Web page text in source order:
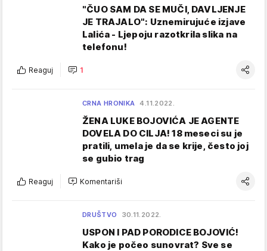
"ČUO SAM DA SE MUČI, DAVLJENJE
JE TRAJALO": Uznemirujuće izjave
Lalića - Ljepoju razotkrila slika na
telefonu!
Reaguj 1
CRNA HRONIKA 4.11.2022.
ŽENA LUKE BOJOVIĆA JE AGENTE
DOVELA DO CILJA! 18 meseci su je
pratili, umela je da se krije, često joj
se gubio trag
Reaguj Komentariši
DRUŠTVO 30.11.2022.
USPON I PAD PORODICE BOJOVIĆ!
Kako je počeo sunovrat? Sve se